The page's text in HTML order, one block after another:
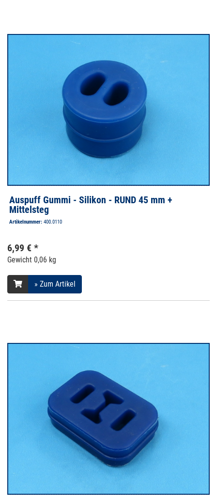
Auspuff Gummi - Silikon - RUND 45 mm +
Mittelsteg
Artikelnummer: 400.0110
6,99 € *
Gewicht 0,06 kg
» Zum Artikel